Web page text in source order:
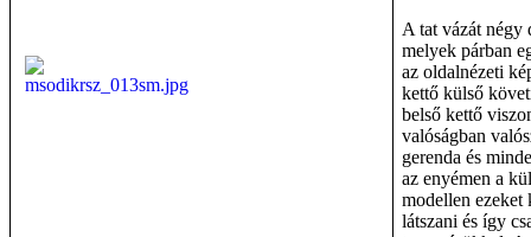
A tat vázát négy
melyek párban
az oldalnézeti
kettő külső
belső kettő
valóságban
gerenda és
az enyémen a
modellen
látszani és így